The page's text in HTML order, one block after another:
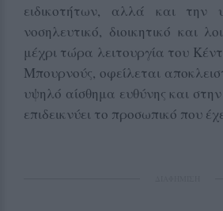
ειδικοτήτων, αλλά και την
νοσηλευτικό, διοικητικό και
μέχρι τώρα λειτουργία του
Μπουρνούς, οφείλεται
υψηλό αίσθημα ευθύνης και
επιδεικνύει το προσωπικό που